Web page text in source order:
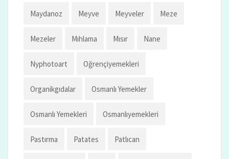
Maydanoz Meyve Meyveler Meze
Mezeler Mıhlama Mısır Nane
Nyphotoart Oğrençiyemekleri
Organikgıdalar Osmanlı Yemekler
Osmanlı Yemekleri Osmanlıyemekleri
Pastırma Patates Patlıcan